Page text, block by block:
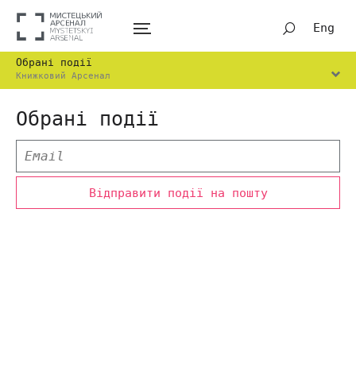
Eng
Обрані події
Книжковий Арсенал
Обрані події